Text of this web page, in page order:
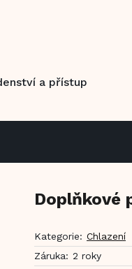
a přístup
Doplňkové
Kategorie: Chlazení
Záruka: 2 roky